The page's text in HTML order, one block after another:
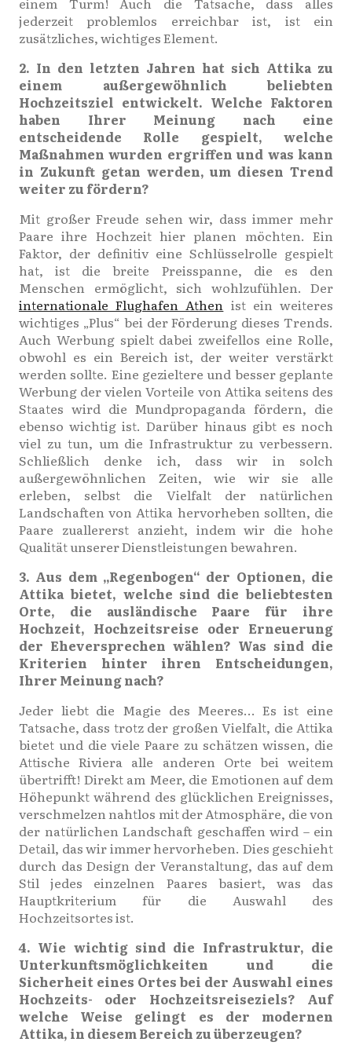
jederzeit problemlos erreichbar ist, ist ein
zusätzliches, wichtiges Element.
2. In den letzten Jahren hat sich Attika zu
einem außergewöhnlich beliebten
Hochzeitsziel entwickelt. Welche Faktoren
haben Ihrer Meinung nach eine
entscheidende Rolle gespielt, welche
Maßnahmen wurden ergriffen und was kann
in Zukunft getan werden, um diesen Trend
weiter zu fördern?
Mit großer Freude sehen wir, dass immer mehr
Paare ihre Hochzeit hier planen möchten. Ein
Faktor, der definitiv eine Schlüsselrolle gespielt
hat, ist die breite Preisspanne, die es den
Menschen ermöglicht, sich wohlzufühlen. Der
internationale Flughafen Athen ist ein weiteres
wichtiges „Plus“ bei der Förderung dieses Trends.
Auch Werbung spielt dabei zweifellos eine Rolle,
obwohl es ein Bereich ist, der weiter verstärkt
werden sollte. Eine gezieltere und besser geplante
Werbung der vielen Vorteile von Attika seitens des
Staates wird die Mundpropaganda fördern, die
ebenso wichtig ist. Darüber hinaus gibt es noch
viel zu tun, um die Infrastruktur zu verbessern.
Schließlich denke ich, dass wir in solch
außergewöhnlichen Zeiten, wie wir sie alle
erleben, selbst die Vielfalt der natürlichen
Landschaften von Attika hervorheben sollten, die
Paare zuallererst anzieht, indem wir die hohe
Qualität unserer Dienstleistungen bewahren.
3. Aus dem „Regenbogen“ der Optionen, die
Attika bietet, welche sind die beliebtesten
Orte, die ausländische Paare für ihre
Hochzeit, Hochzeitsreise oder Erneuerung
der Eheversprechen wählen? Was sind die
Kriterien hinter ihren Entscheidungen,
Ihrer Meinung nach?
Jeder liebt die Magie des Meeres… Es ist eine
Tatsache, dass trotz der großen Vielfalt, die Attika
bietet und die viele Paare zu schätzen wissen, die
Attische Riviera alle anderen Orte bei weitem
übertrifft! Direkt am Meer, die Emotionen auf dem
Höhepunkt während des glücklichen Ereignisses,
verschmelzen nahtlos mit der Atmosphäre, die von
der natürlichen Landschaft geschaffen wird – ein
Detail, das wir immer hervorheben. Dies geschieht
durch das Design der Veranstaltung, das auf dem
Stil jedes einzelnen Paares basiert, was das
Hauptkriterium für die Auswahl des
Hochzeitsortes ist.
4. Wie wichtig sind die Infrastruktur, die
Unterkunftsmöglichkeiten und die
Sicherheit eines Ortes bei der Auswahl eines
Hochzeits- oder Hochzeitsreiseziels? Auf
welche Weise gelingt es der modernen
Attika, in diesem Bereich zu überzeugen?